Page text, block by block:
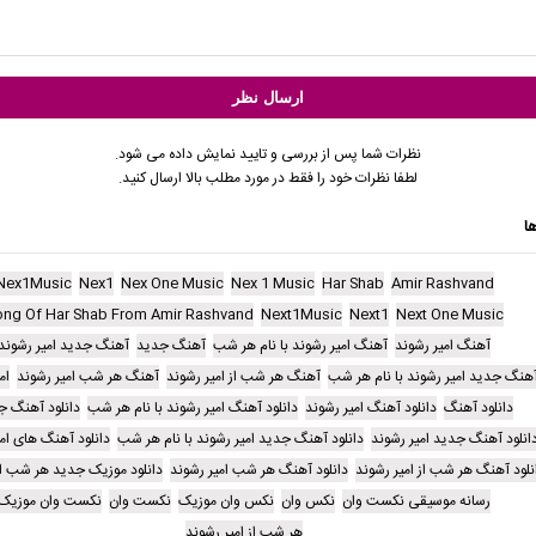
نظرات شما پس از بررسی و تایید نمایش داده می شود.
لطفا نظرات خود را فقط در مورد مطلب بالا ارسال کنید.
Amir Rashvand
Har Shab
Nex 1 Music
Nex One Music
Nex1
Next One Music
Next1
Next1Music
Of Har Shab From Amir Rashvand
آهنگ امیر رشوند آهنگ امیر رشوند با نام هر شب آهنگ جدید آهنگ جدید امیر
جدید امیر رشوند با نام هر شب آهنگ هر شب از امیر رشوند آهنگ هر شب امیر رشوند
دانلود آهنگ دانلود آهنگ امیر رشوند دانلود آهنگ امیر رشوند با نام هر شب دانلود آهنگ
آهنگ جدید امیر رشوند دانلود آهنگ جدید امیر رشوند با نام هر شب دانلود آهنگ های
آهنگ هر شب از امیر رشوند دانلود آهنگ هر شب امیر رشوند دانلود موزیک جدید هر شب
رسانه موسیقی نکست وان نکس وان نکس وان موزیک نکست وان نکست وان